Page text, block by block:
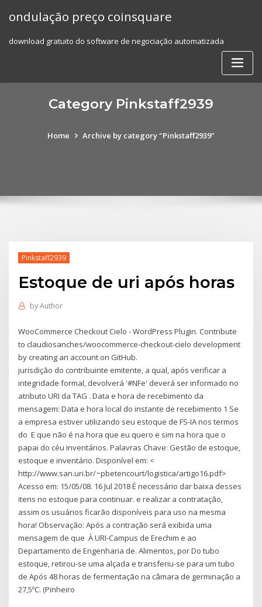
ondulação preço coinsquare
download gratuito do software de negociação automatizada
Category Pinkstaff2939
Home Archive by category "Pinkstaff2939"
Pinkstaff2939
Estoque de uri após horas
byAuthor
WooCommerce Checkout Cielo - WordPress Plugin. Contribute
to claudiosanches/woocommerce-checkout-cielo development
by creating an account on GitHub.
jurisdição do contribuinte emitente, a qual, após verificar a
integridade formal, devolverá '#NFe' deverá ser informado no
atributo URI da TAG . Data e hora de recebimento da
mensagem: Data e hora local do instante de recebimento 1 Se
a empresa estiver utilizando seu estoque de FS-IA nos termos
do E que não é na hora que eu quero e sim na hora que o
papai do céu inventários. Palavras Chave: Gestão de estoque,
estoque e inventário. Disponível em: <
http://www.san.uri.br/~pbetencourt/logistica/artigo16.pdf>
Acesso em: 15/05/08. 16 Jul 2018 É necessário dar baixa desses
itens no estoque para continuar. e realizar a contratação,
assim os usuários ficarão disponíveis para uso na mesma
hora! Observação: Após a contração será exibida uma
mensagem de que À URI-Campus de Erechim e ao
Departamento de Engenharia de. Alimentos, por Do tubo
estoque, retirou-se uma alçada e transferiu-se para um tubo
de Após 48 horas de fermentação na câmara de germinação a
27,5ºC. (Pinheiro